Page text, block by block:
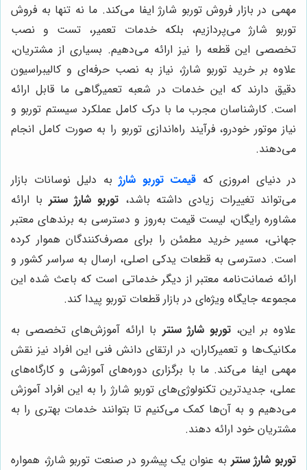
مهمی در بازار فروش توربو شارژ ایفا می‌کند. ما نه تنها به فروش
توربو شارژ می‌پردازیم، بلکه خدمات تعمیر، تست و نصب
تخصصی این قطعه را نیز ارائه می‌دهیم. بسیاری از مشتریان،
علاوه بر خرید توربو شارژ، نیاز به نصب حرفه‌ای و کالیبراسیون
دقیق دارند که این خدمات در شعبه تعمیرگاهی ما قابل ارائه
است. کارشناسان مجرب ما با درک کامل عملکرد سیستم توربو و
نیاز موتور خودرو، فرآیند راه‌اندازی توربو را به صورت کامل انجام
می‌دهند.
در دنیای امروزی که قیمت توربو شارژ به دلیل نوسانات بازار
می‌تواند تغییرات زیادی داشته باشد، توربو شارژ سنتر با ارائه
مشاوره رایگان، لیست قیمت به‌روز و دسترسی به برندهای معتبر
جهانی، مسیر خرید مطمئن را برای مصرف‌کنندگان هموار کرده
است. دسترسی به قطعات یدکی اصلی، ارسال به سراسر کشور و
ارائه ضمانت‌نامه معتبر از دیگر خدماتی است که باعث شده این
مجموعه جایگاه ویژه‌ای در بازار قطعات توربو پیدا کند.
علاوه بر این،توربو شارژ سنتر با ارائه آموزش‌های تخصصی به
مکانیک‌ها و تعمیرکاران، در ارتقای دانش فنی این افراد نیز نقش
مهمی ایفا می‌کند. ما با برگزاری دوره‌های آموزشی و کارگاه‌های
عملی، جدیدترین تکنولوژی‌های توربو شارژ را به این افراد آموزش
می‌دهیم و به آن‌ها کمک می‌کنیم تا بتوانند خدمات بهتری را به
مشتریان خود ارائه دهند.
توربو شارژ سنتر به عنوان یک پیشرو در صنعت توربو شارژ، همواره